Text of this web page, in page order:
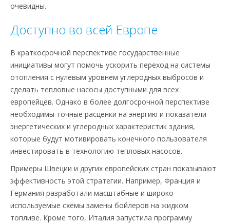
очевидны.
Доступно во всей Европе
В краткосрочной перспективе государственные
инициативы могут помочь ускорить переход на системы
отопления с нулевым уровнем углеродных выбросов и
сделать тепловые насосы доступными для всех
европейцев. Однако в более долгосрочной перспективе
необходимы точные расценки на энергию и показатели
энергетических и углеродных характеристик здания,
которые будут мотивировать конечного пользователя
инвестировать в технологию тепловых насосов.
Примеры Швеции и других европейских стран показывают
эффективность этой стратегии. Например, Франция и
Германия разработали масштабные и широко
используемые схемы замены бойлеров на жидком
топливе. Кроме того, Италия запустила программу